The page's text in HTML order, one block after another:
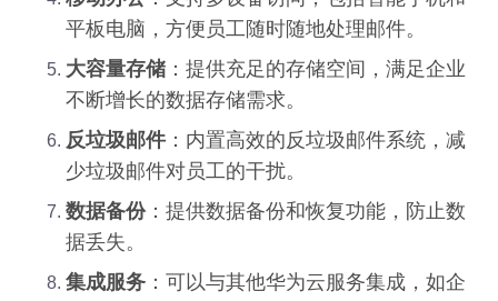
平板电脑，方便员工随时随地处理邮件。
大容量存储 ：提供充足的存储空间，满足企业
不断增长的数据存储需求。
反垃圾邮件 ：内置高效的反垃圾邮件系统，减
少垃圾邮件对员工的干扰。
数据备份：提供数据备份和恢复功能，防止数
据丢失。
集成服务 ：可以与其他华为云服务集成，如企